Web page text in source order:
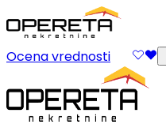
Ocena vrednosti